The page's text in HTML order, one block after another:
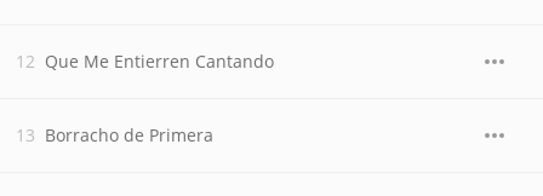
Que Me Entierren Cantando
Borracho de Primera